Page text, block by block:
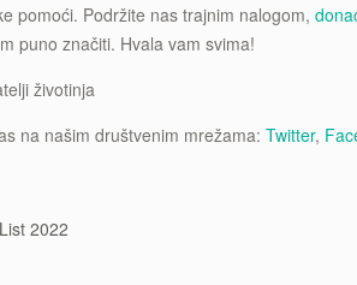
pomoći. Podržite nas trajnim nalogom,
puno značiti. Hvala vam svima!
životinja
na našim društvenim mrežama: Twitter,
2022